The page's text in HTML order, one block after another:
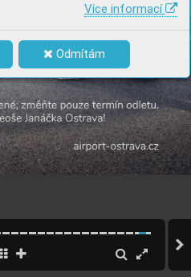
Více informací
Odmítám
CZ 2020